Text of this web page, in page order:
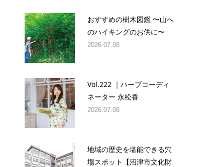
おすすめの樹木図鑑 〜山へ
のハイキングのお供に〜
2026.07.08
Vol.222 ｜ハーブコーディ
ネーター 永松香
2026.07.08
地域の歴史を堪能できる穴
場スポット【沼津市文化財